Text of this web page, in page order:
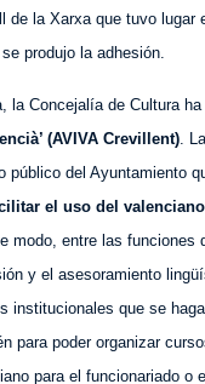
de la Xarxa que tuvo lugar
produjo la adhesión.
la Concejalía de Cultura ha
(AVIVA Crevillent) .
público del Ayuntamiento
el uso del
modo, entre las funciones
y el asesoramiento
institucionales que se
para poder organizar
para el funcionariado o